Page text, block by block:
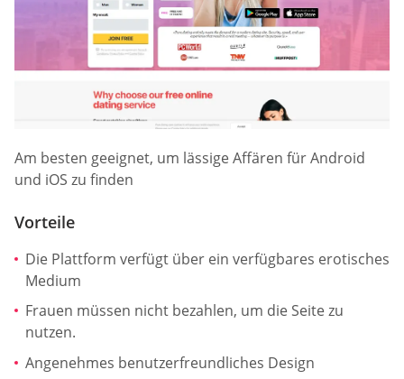
Am besten geeignet, um lässige Affären für Android
und iOS zu finden
Vorteile
Die Plattform verfügt über ein verfügbares erotisches
Medium
Frauen müssen nicht bezahlen, um die Seite zu
nutzen.
Angenehmes benutzerfreundliches Design